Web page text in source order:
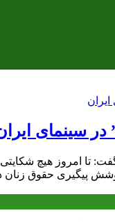
سینمای
تا امروز هیچ
پیگیری حقوق زنان